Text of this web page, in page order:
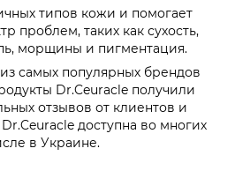
типов кожи и помогает
проблем, таких как сухость,
морщины и пигментация.
самых популярных брендов
Dr.Ceuracle получили
отзывов от клиентов и
доступна во многих
в Украине.